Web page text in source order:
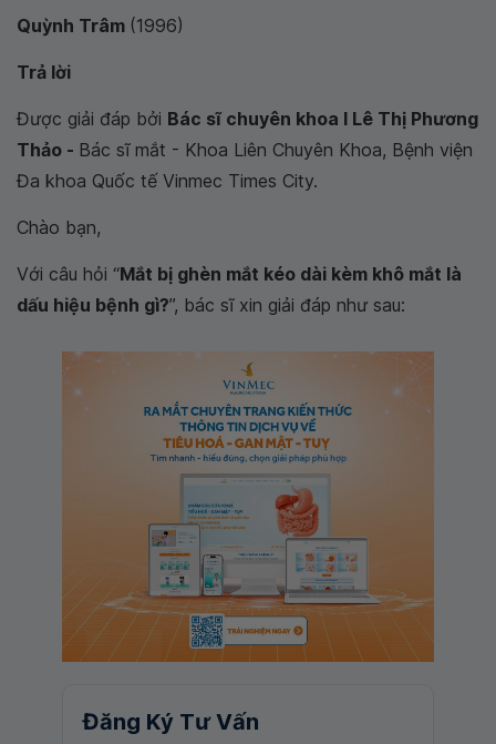
Quỳnh Trâm (1996)
Trả lời
Được giải đáp bởi Bác sĩ chuyên khoa I Lê Thị Phương
Thảo - Bác sĩ mắt - Khoa Liên Chuyên Khoa, Bệnh viện
Đa khoa Quốc tế Vinmec Times City.
Chào bạn,
Với câu hỏi “Mắt bị ghèn mắt kéo dài kèm khô mắt là
dấu hiệu bệnh gì?”, bác sĩ xin giải đáp như sau:
Đăng Ký Tư Vấn